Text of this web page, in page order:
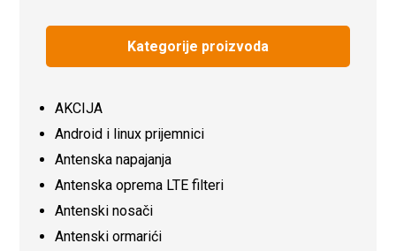
Kategorije proizvoda
AKCIJA
Android i linux prijemnici
Antenska napajanja
Antenska oprema LTE filteri
Antenski nosači
Antenski ormarići